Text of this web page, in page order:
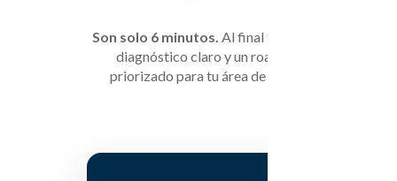
Son solo 6 minutos. Al final tendrás un
diagnóstico claro y un roadmap
priorizado para tu área de RRHH.